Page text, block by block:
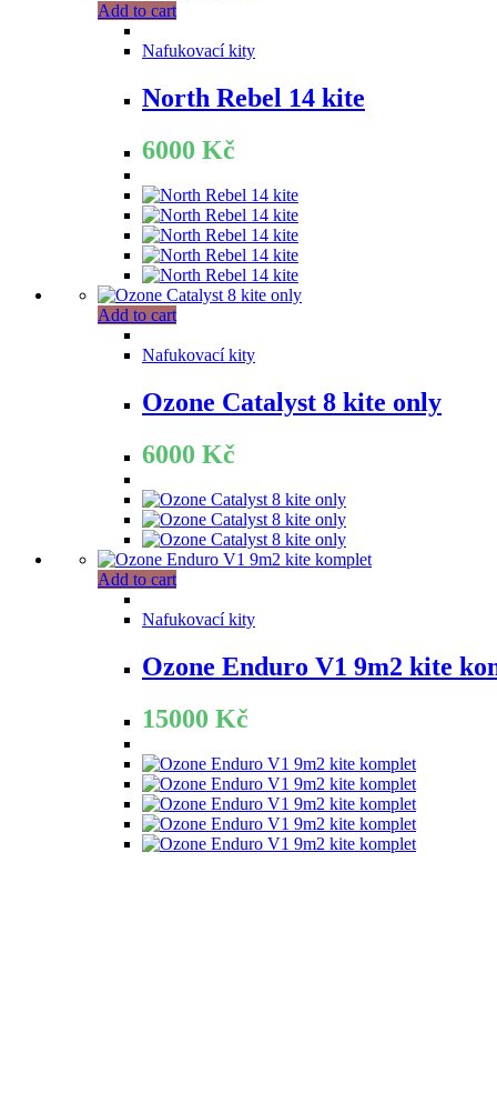
Add to cart
Nafukovací kity
North Rebel 14 kite
6000 Kč
Add to cart
Nafukovací kity
Ozone Catalyst 8 kite only
6000 Kč
Add to cart
Nafukovací kity
Ozone Enduro V1 9m2 kite
15000 Kč